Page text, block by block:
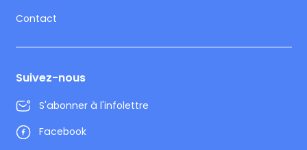
Contact
Suivez-nous
S'abonner à l'infolettre
Facebook